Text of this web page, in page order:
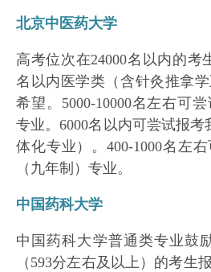
北京中医药大学
高考位次在24000名以内的考
名以内医学类（含针灸推拿
希望。5000-10000名左右可
专业。6000名以内可尝试报考
体化专业）。400-1000名左
（九年制）专业。
中国药科大学
中国药科大学普通类专业鼓
（593分左右及以上）的考生